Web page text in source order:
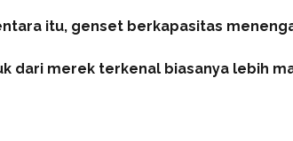
itu, genset berkapasitas
dari merek terkenal biasanya lebih